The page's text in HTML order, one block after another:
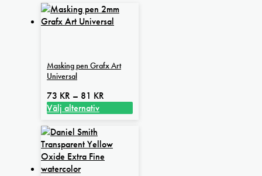
Masking pen Grafx Art
Universal
73 KR – 81 KR
Välj alternativ
här
produkten
har
flera